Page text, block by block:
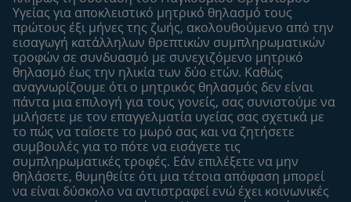
Είσοδος/Εγγραφή
Προϊόντα
Εύρεση προϊόντος
Οι μάρκες μου
Εύρεση καταστήματος
Δείγματα
Υγείας για αποκλειστικό μητρικό θηλασμό τους
πρώτους έξι μήνες της ζωής, ακολουθούμενo από την
εισαγωγή κατάλληλων θρεπτικών συμπληρωματικών
τροφών σε συνδυασμό με συνεχιζόμενο μητρικό
θηλασμό έως την ηλικία των δύο ετών. Καθώς
αναγνωρίζουμε ότι ο μητρικός θηλασμός δεν είναι
πάντα μια επιλογή για τους γονείς, σας συνιστούμε να
μιλήσετε με τον επαγγελματία υγείας σας σχετικά με
το πώς να ταΐσετε το μωρό σας και να ζητήσετε
συμβουλές για το πότε να εισάγετε τις
συμπληρωματικές τροφές. Εάν επιλέξετε να μην
θηλάσετε, θυμηθείτε ότι μια τέτοια απόφαση μπορεί
να είναι δύσκολο να αντιστραφεί ενώ έχει κοινωνικές